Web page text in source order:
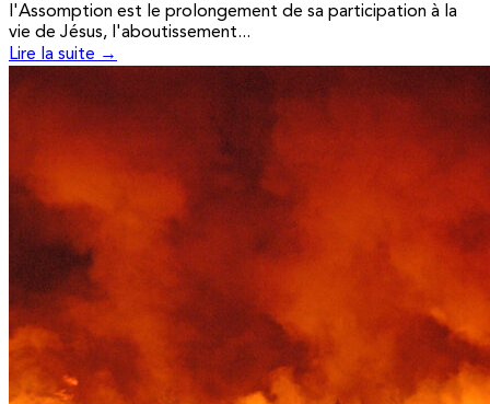
l'Assomption est le prolongement de sa participation à la
vie de Jésus, l'aboutissement...
Lire la suite →